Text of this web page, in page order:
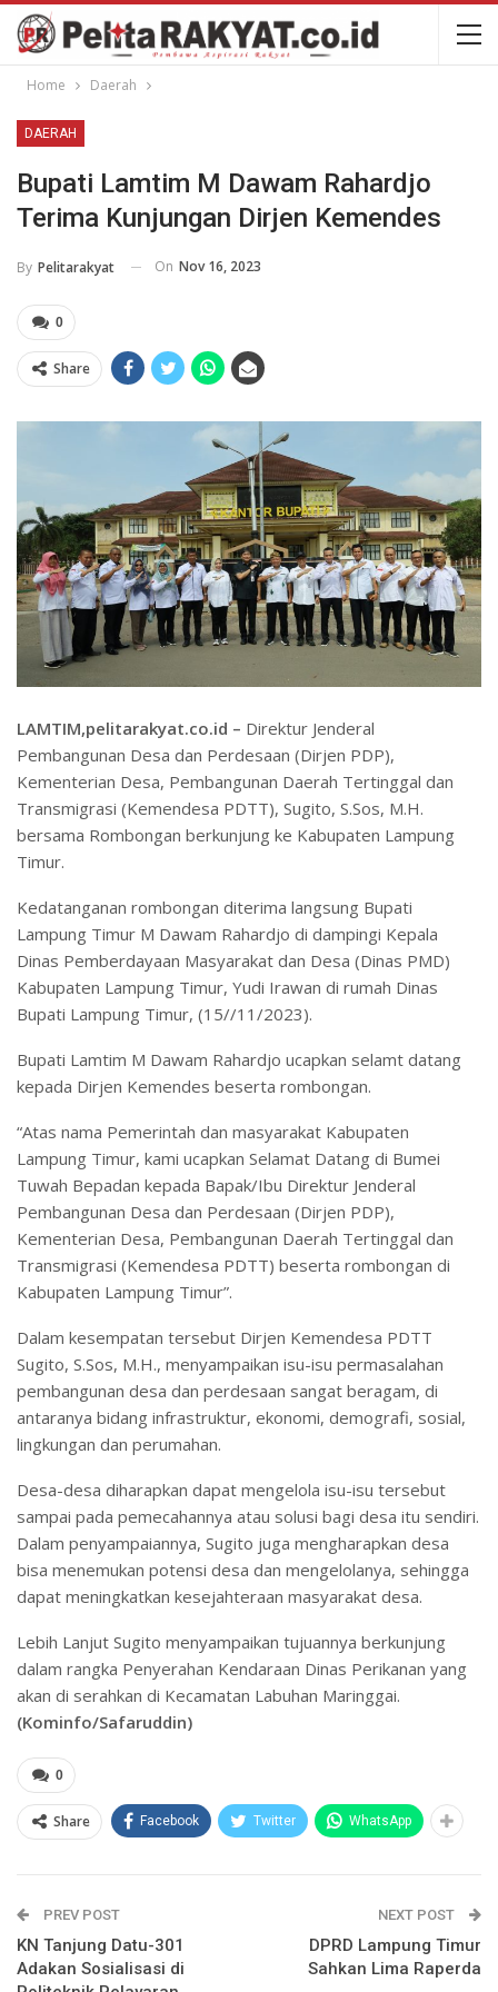
Home Daerah
DAERAH
Bupati Lamtim M Dawam Rahardjo
Terima Kunjungan Dirjen Kemendes
By Pelitarakyat On Nov 16, 2023
0
Share
LAMTIM,pelitarakyat.co.id – Direktur Jenderal
Pembangunan Desa dan Perdesaan (Dirjen PDP),
Kementerian Desa, Pembangunan Daerah Tertinggal dan
Transmigrasi (Kemendesa PDTT), Sugito, S.Sos, M.H.
bersama Rombongan berkunjung ke Kabupaten Lampung
Timur.
Kedatanganan rombongan diterima langsung Bupati
Lampung Timur M Dawam Rahardjo di dampingi Kepala
Dinas Pemberdayaan Masyarakat dan Desa (Dinas PMD)
Kabupaten Lampung Timur, Yudi Irawan di rumah Dinas
Bupati Lampung Timur, (15//11/2023).
Bupati Lamtim M Dawam Rahardjo ucapkan selamt datang
kepada Dirjen Kemendes beserta rombongan.
“Atas nama Pemerintah dan masyarakat Kabupaten
Lampung Timur, kami ucapkan Selamat Datang di Bumei
Tuwah Bepadan kepada Bapak/Ibu Direktur Jenderal
Pembangunan Desa dan Perdesaan (Dirjen PDP),
Kementerian Desa, Pembangunan Daerah Tertinggal dan
Transmigrasi (Kemendesa PDTT) beserta rombongan di
Kabupaten Lampung Timur”.
Dalam kesempatan tersebut Dirjen Kemendesa PDTT
Sugito, S.Sos, M.H., menyampaikan isu-isu permasalahan
pembangunan desa dan perdesaan sangat beragam, di
antaranya bidang infrastruktur, ekonomi, demografi, sosial,
lingkungan dan perumahan.
Desa-desa diharapkan dapat mengelola isu-isu tersebut
sampai pada pemecahannya atau solusi bagi desa itu sendiri.
Dalam penyampaiannya, Sugito juga mengharapkan desa
bisa menemukan potensi desa dan mengelolanya, sehingga
dapat meningkatkan kesejahteraan masyarakat desa.
Lebih Lanjut Sugito menyampaikan tujuannya berkunjung
dalam rangka Penyerahan Kendaraan Dinas Perikanan yang
akan di serahkan di Kecamatan Labuhan Maringgai.
(Kominfo/Safaruddin)
0
Share Facebook Twitter WhatsApp
PREV POST
KN Tanjung Datu-301
Adakan Sosialisasi di
NEXT POST
DPRD Lampung Timur
Sahkan Lima Raperda